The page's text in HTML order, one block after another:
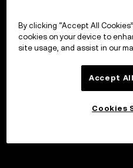
By clicking “Accept All
cookies on your device to
site usage, and assist in our
Accept
Cookies